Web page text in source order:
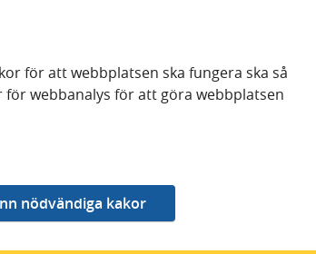
för att webbplatsen ska fungera ska så
webbanalys för att göra webbplatsen